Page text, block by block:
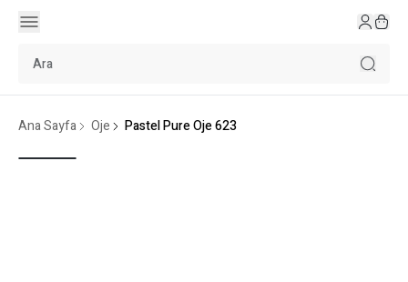
Ana Sayfa Oje Pastel Pure Oje 623